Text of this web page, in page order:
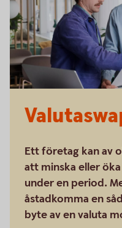
Ett företag kan av
att minska eller
under en period.
åstadkomma en
byte av en valuta